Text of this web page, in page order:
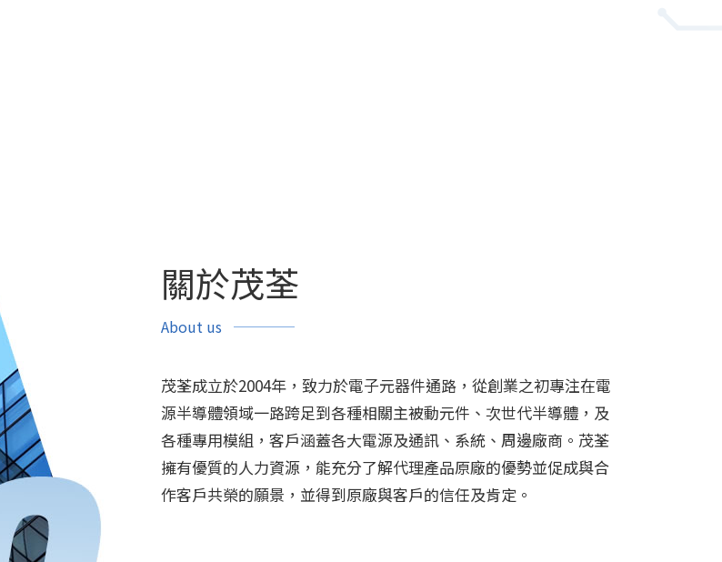
關於茂荃
About us
茂荃成立於2004年，致力於電子元器件通路，從創業之初專注在電
源半導體領域一路跨足到各種相關主被動元件、次世代半導體，及
各種專用模組，客戶涵蓋各大電源及通訊、系統、周邊廠商。茂荃
擁有優質的人力資源，能充分了解代理產品原廠的優勢並促成與合
作客戶共榮的願景，並得到原廠與客戶的信任及肯定。